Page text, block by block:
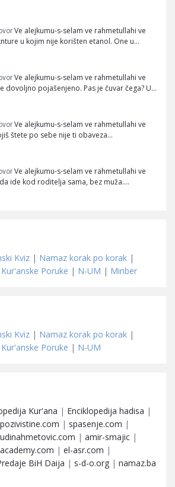
Ve alejkumu-s-selam ve rahmetullahi ve
u kojim nije korišten etanol. One u…
Ve alejkumu-s-selam ve rahmetullahi ve
dovoljno pojašenjeno. Pas je čuvar čega? U…
Ve alejkumu-s-selam ve rahmetullahi ve
štete po sebe nije ti obaveza…
Ve alejkumu-s-selam ve rahmetullahi ve
ide kod roditelja sama, bez muža.…
Kviz | Namaz korak po korak |
Kur'anske Poruke | N-UM | Minber
Kviz | Namaz korak po korak |
Kur'anske Poruke | N-UM
Kur'ana | Enciklopedija hadisa |
pozivistine.com | spasenje.com |
| amir-smajic |
| el-asr.com |
BiH Daija | s-d-o.org | namaz.ba